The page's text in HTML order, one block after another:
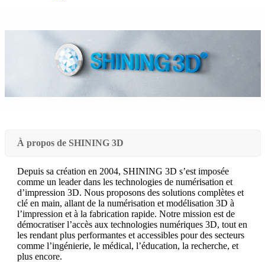
À propos de SHINING 3D
Depuis sa création en 2004, SHINING 3D s’est imposée
comme un leader dans les technologies de numérisation et
d’impression 3D. Nous proposons des solutions complètes et
clé en main, allant de la numérisation et modélisation 3D à
l’impression et à la fabrication rapide. Notre mission est de
démocratiser l’accès aux technologies numériques 3D, tout en
les rendant plus performantes et accessibles pour des secteurs
comme l’ingénierie, le médical, l’éducation, la recherche, et
plus encore.